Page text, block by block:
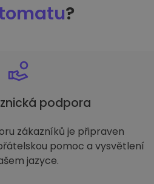
?
podpora
zákazníků je připraven
pomoc a vysvětlení
jazyce.